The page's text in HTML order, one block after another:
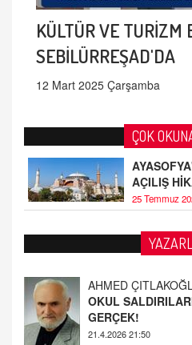
KÜLTÜR VE TURİZM
SEBİLÜRREŞAD'DA
12 Mart 2025 Çarşamba
ÇOK
AÇILIŞ
25 Temmuz
AHMED
OKUL
21.4.2026 21:50
Fatih Bayhan
MAARİF